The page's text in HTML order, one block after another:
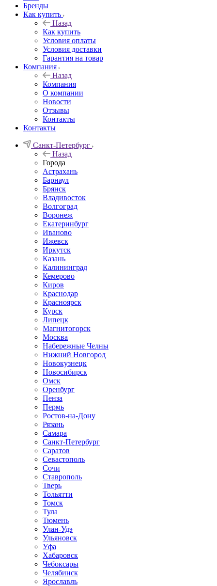
Бренды
Как купить
Назад
Как купить
Условия оплаты
Условия доставки
Гарантия на товар
Компания
Назад
Компания
О компании
Новости
Отзывы
Контакты
Контакты
Санкт-Петербург
Назад
Города
Астрахань
Барнаул
Брянск
Владивосток
Волгоград
Воронеж
Екатеринбург
Иваново
Ижевск
Иркутск
Казань
Калининград
Кемерово
Киров
Краснодар
Красноярск
Курск
Липецк
Магнитогорск
Москва
Набережные Челны
Нижний Новгород
Новокузнецк
Новосибирск
Омск
Оренбург
Пенза
Пермь
Ростов-на-Дону
Рязань
Самара
Санкт-Петербург
Саратов
Севастополь
Сочи
Ставрополь
Тверь
Тольятти
Томск
Тула
Тюмень
Улан-Удэ
Ульяновск
Уфа
Хабаровск
Чебоксары
Челябинск
Ярославль